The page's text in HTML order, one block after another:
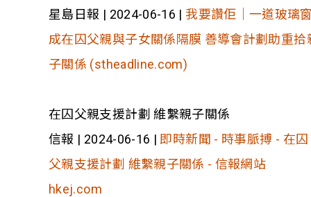
星島日報 | 2024-06-16 |我要讚佢｜一道玻璃
成在囚父親與子女關係隔膜 善導會計劃助重拾
子關係 (stheadline.com)
在囚父親支援計劃 維繫親子關係
信報 | 2024-06-16 | 即時新聞 - 時事脈搏 - 在囚
父親支援計劃 維繫親子關係 - 信報網站
hkej.com